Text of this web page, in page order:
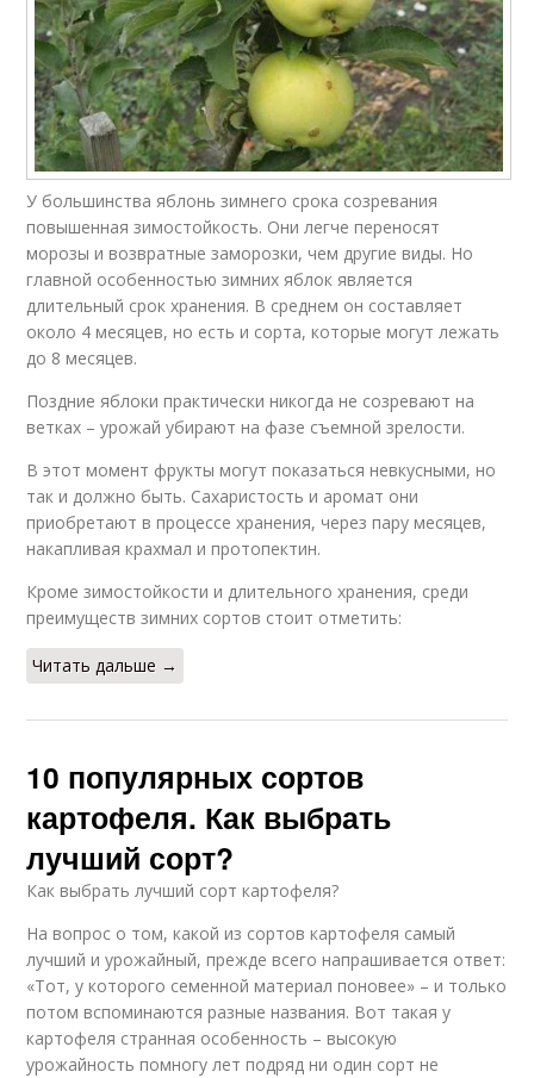
У большинства яблонь зимнего срока созревания
повышенная зимостойкость. Они легче переносят
морозы и возвратные заморозки, чем другие виды. Но
главной особенностью зимних яблок является
длительный срок хранения. В среднем он составляет
около 4 месяцев, но есть и сорта, которые могут лежать
до 8 месяцев.
Поздние яблоки практически никогда не созревают на
ветках – урожай убирают на фазе съемной зрелости.
В этот момент фрукты могут показаться невкусными, но
так и должно быть. Сахаристость и аромат они
приобретают в процессе хранения, через пару месяцев,
накапливая крахмал и протопектин.
Кроме зимостойкости и длительного хранения, среди
преимуществ зимних сортов стоит отметить:
Читать дальше →
10 популярных сортов
картофеля. Как выбрать
лучший сорт?
Как выбрать лучший сорт картофеля?
На вопрос о том, какой из сортов картофеля самый
лучший и урожайный, прежде всего напрашивается ответ:
«Тот, у которого семенной материал поновее» – и только
потом вспоминаются разные названия. Вот такая у
картофеля странная особенность – высокую
урожайность помногу лет подряд ни один сорт не